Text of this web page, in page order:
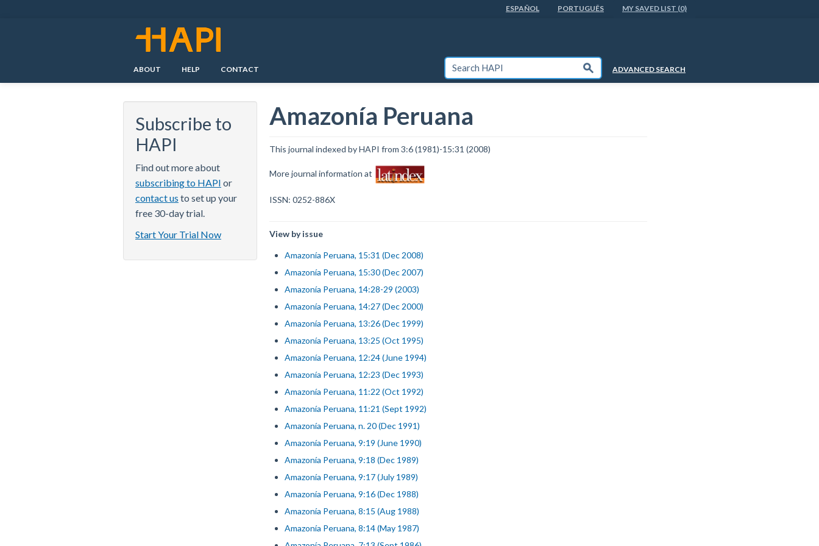
ESPAÑOL PORTUGUÊS MY SAVED LIST (0)
ABOUT HELP CONTACT
SEARCH HAPI Submit ADVANCED SEARCH
Subscribe to
HAPI
Find out more about
subscribing to HAPI or
contact us to set up your
free 30-day trial.
Start Your Trial Now
Amazonía Peruana
This journal indexed by HAPI from 3:6 (1981)-15:31 (2008)
More journal information at
ISSN: 0252-886X
View by issue
Amazonía Peruana, 15:31 (Dec 2008)
Amazonía Peruana, 15:30 (Dec 2007)
Amazonía Peruana, 14:28-29 (2003)
Amazonía Peruana, 14:27 (Dec 2000)
Amazonía Peruana, 13:26 (Dec 1999)
Amazonía Peruana, 13:25 (Oct 1995)
Amazonía Peruana, 12:24 (June 1994)
Amazonía Peruana, 12:23 (Dec 1993)
Amazonía Peruana, 11:22 (Oct 1992)
Amazonía Peruana, 11:21 (Sept 1992)
Amazonía Peruana, n. 20 (Dec 1991)
Amazonía Peruana, 9:19 (June 1990)
Amazonía Peruana, 9:18 (Dec 1989)
Amazonía Peruana, 9:17 (July 1989)
Amazonía Peruana, 9:16 (Dec 1988)
Amazonía Peruana, 8:15 (Aug 1988)
Amazonía Peruana, 8:14 (May 1987)